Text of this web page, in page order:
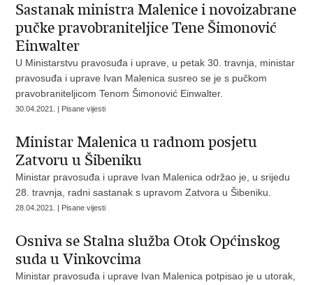
Sastanak ministra Malenice i novoizabrane
pučke pravobraniteljice Tene Šimonović
Einwalter
U Ministarstvu pravosuđa i uprave, u petak 30. travnja, ministar
pravosuđa i uprave Ivan Malenica susreo se je s pučkom
pravobraniteljicom Tenom Šimonović Einwalter.
30.04.2021. | Pisane vijesti
Ministar Malenica u radnom posjetu
Zatvoru u Šibeniku
Ministar pravosuđa i uprave Ivan Malenica održao je, u srijedu
28. travnja, radni sastanak s upravom Zatvora u Šibeniku.
28.04.2021. | Pisane vijesti
Osniva se Stalna služba Otok Općinskog
suda u Vinkovcima
Ministar pravosuđa i uprave Ivan Malenica potpisao je u utorak,